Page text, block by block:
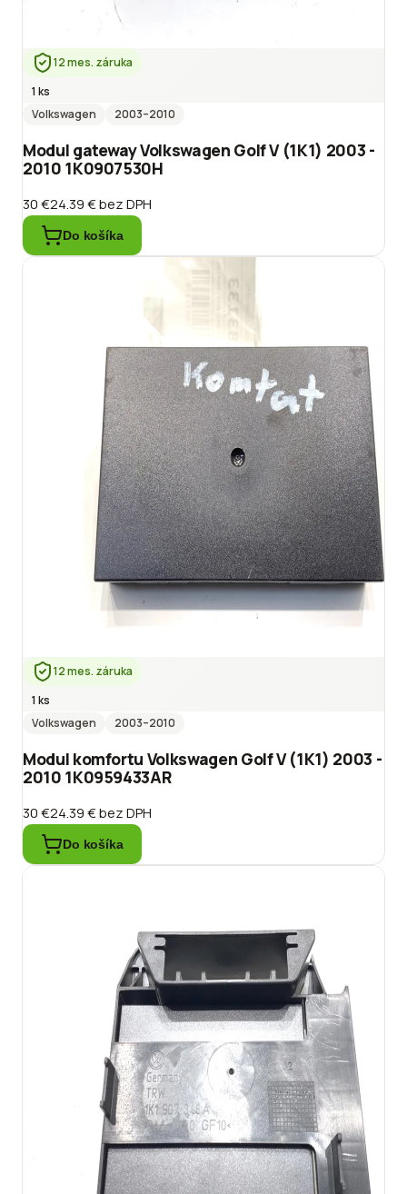
12 mes. záruka
1 ks
Volkswagen
2003–2010
Modul gateway Volkswagen Golf V (1K1) 2003 -
2010 1K0907530H
30 €24.39 €bez DPH
Do košíka
12 mes. záruka
1 ks
Volkswagen
2003–2010
Modul komfortu Volkswagen Golf V (1K1) 2003 -
2010 1K0959433AR
30 €24.39 €bez DPH
Do košíka